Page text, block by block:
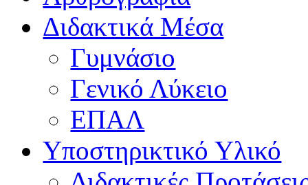
Διδακτικά Μέσα
Γυμνάσιο
Γενικό Λύκειο
ΕΠΑΛ
Υποστηρικτικό Υλικό